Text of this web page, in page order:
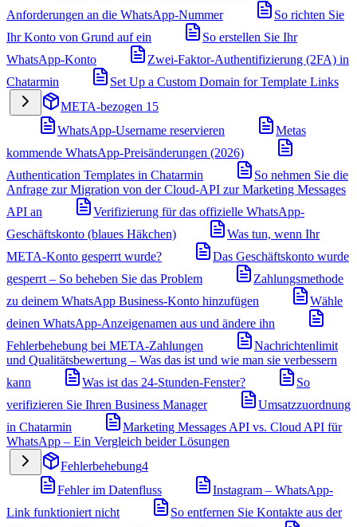
Anforderungen an die WhatsApp-Nummer
So richten Sie
Ihr Konto von Grund auf ein
So erstellen Sie Ihr
WhatsApp-Konto
Zwei-Faktor-Authentifizierung (2FA) in
Chatarmin
Set Up a Custom Domain for Template Links
META-bezogen 15
WhatsApp-Username reservieren
Metas
kommende WhatsApp-Preisänderungen (2026)
Authentication Templates in Chatarmin
So nehmen Sie die
Anfrage zur Migration von der Cloud-API zur Marketing Messages
API an
Verifizierung für das offizielle WhatsApp-
Geschäftskonto (blaues Häkchen)
Was tun, wenn Ihr
META-Konto gesperrt wurde?
Das Geschäftskonto wurde
gesperrt – So beheben Sie das Problem
Zahlungsmethode
zu deinem WhatsApp Business-Konto hinzufügen
Wähle
deinen WhatsApp-Anzeigenamen aus und ändere ihn
Fehlerbehebung bei META-Zahlungen
Nachrichtenlimit
und Qualitätsbewertung – Was das ist und wie man sie verbessern
kann
Was ist das 24-Stunden-Fenster?
So
verifizieren Sie Ihren Business Manager
Umsatzzuordnung
in Chatarmin
Marketing Messages API vs. Cloud API für
WhatsApp – Ein Vergleich beider Lösungen
Fehlerbehebung4
Fehler im Datenfluss
Instagram – WhatsApp-
Link funktioniert nicht
So entfernen Sie Kontakte aus der